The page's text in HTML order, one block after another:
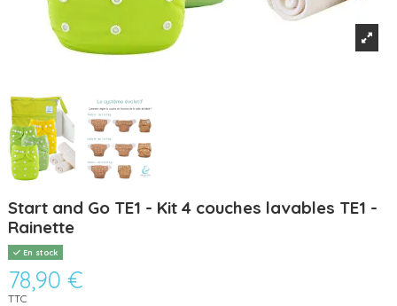
Start and Go TE1 - Kit 4 couches lavables TE1 -
Rainette
En stock
78,90 €
TTC